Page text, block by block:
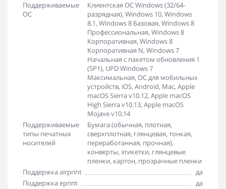
Поддерживаемые
ОС
Клиентская ОС Windows (32/64-
разрядная), Windows 10, Windows
8.1, Windows 8 Базовая, Windows 8
Профессиональная, Windows 8
Корпоративная, Windows 8
Корпоративная N, Windows 7
Начальная с пакетом обновления 1
(SP1), UPD Windows 7
Максимальная, ОС для мобильных
устройств, iOS, Android, Mac, Apple
macOS Sierra v10.12, Apple macOS
High Sierra v10.13, Apple macOS
Mojave v10.14
Поддерживаемые
типы печатных
носителей
Бумага (обычная, плотная,
сверхплотная, глянцевая, тонкая,
переработанная, прочная),
конверты, этикетки, глянцевые
пленки, картон, прозрачные пленки
Поддержка airprint
да
Поддержка eprint
да